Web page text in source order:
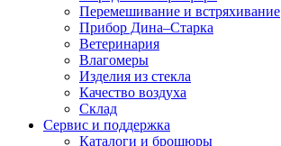
Перемешивание и встряхивание
Прибор Дина–Старка
Ветеринария
Влагомеры
Изделия из стекла
Качество воздуха
Склад
Сервис и поддержка
Каталоги и брошюры